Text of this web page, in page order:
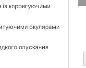
із корригуючими
окулярами
опускання